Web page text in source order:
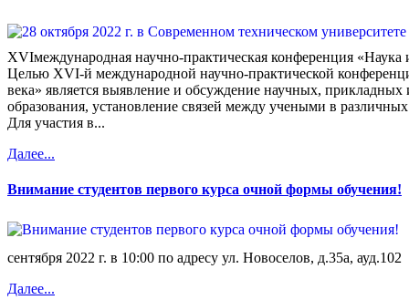
XVIмеждународная научно-практическая конференция «Наука
Целью XVI-й международной научно-практической
века» является выявление и обсуждение научных,
образования, установление связей между учеными в
Для участия в...
Далее...
Внимание студентов первого курса очной формы обучения!
сентября 2022 г. в 10:00 по адресу ул. Новоселов, д.35а, ауд.102
Далее...